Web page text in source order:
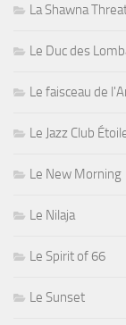
La Shawna
Le Duc des
Le faisceau de
Le Jazz Club
Le New Morning
Le Nilaja
Le Spirit of 66
Le Sunset